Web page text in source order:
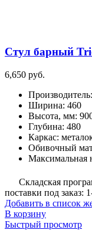
Стул барный
6,650 руб.
Производитель:
Ширина: 460
Высота, мм:
Глубина: 480
Каркас:
Обивочный
Максимальная
Складская
поставки под заказ:
Добавить в список
В корзину
Быстрый просмотр